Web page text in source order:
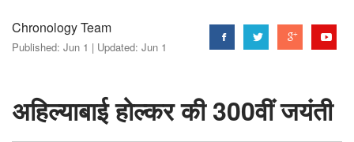
जयंती
Chronology Team
Published: Jun 1 | Updated: Jun 1
अहिल्याबाई होल्कर की 300वीं जयंती